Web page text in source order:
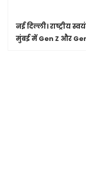
नई दिल्ली।राष्ट्रीय
मुंबई में Gen Z और